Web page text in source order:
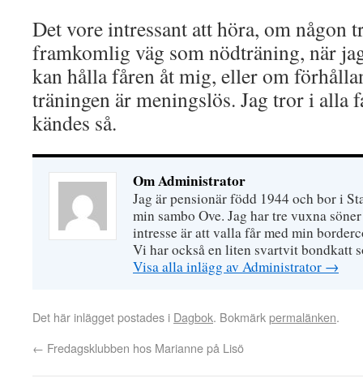
Det vore intressant att höra, om någon
framkomlig väg som nödträning, när
kan hålla fåren åt mig, eller om
träningen är meningslös. Jag tror i alla
kändes så.
Om Administrator
Jag är pensionär född 1944 och bor i
min sambo Ove. Jag har tre vuxna
intresse är att valla får med min
Vi har också en liten svartvit bondkatt
Visa alla inlägg av Administrator →
Det här inlägget postades i Dagbok. Bokmärkpermalänken.
← Fredagsklubben hos Marianne på Lisö